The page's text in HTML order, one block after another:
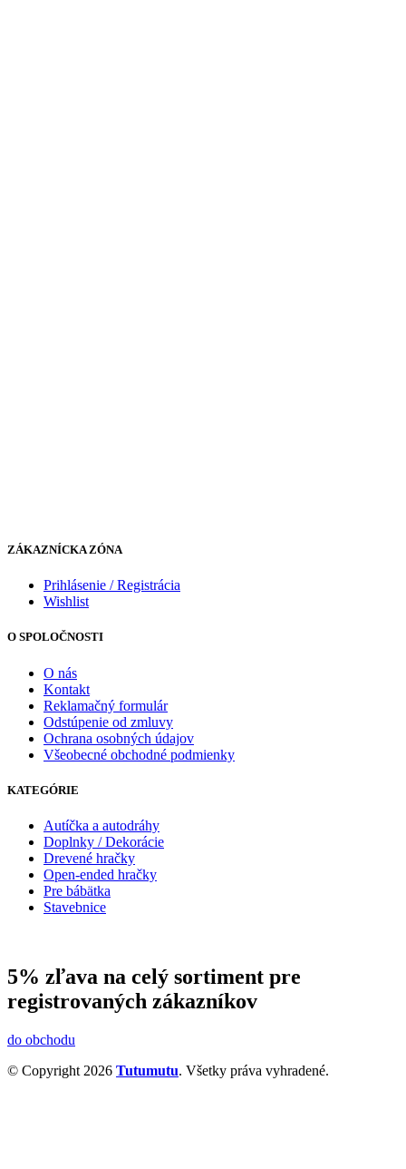
ZÁKAZNÍCKA ZÓNA
Prihlásenie / Registrácia
Wishlist
O SPOLOČNOSTI
O nás
Kontakt
Reklamačný formulár
Odstúpenie od zmluvy
Ochrana osobných údajov
Všeobecné obchodné podmienky
KATEGÓRIE
Autíčka a autodráhy
Doplnky / Dekorácie
Drevené hračky
Open-ended hračky
Pre bábätka
Stavebnice
5% zľava na celý sortiment pre
registrovaných zákazníkov
do obchodu
© Copyright 2026 Tutumutu. Všetky práva vyhradené.